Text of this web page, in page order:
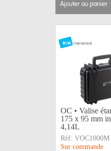
ajouter au panier
OC • Valise
175 x 95 mm
4,14L
Réf: VOC1000M
Sur commande